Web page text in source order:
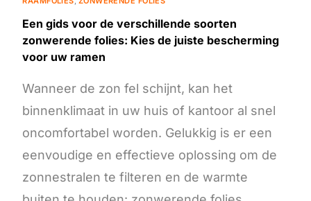
Een gids voor de verschillende soorten
zonwerende folies: Kies de juiste bescherming
voor uw ramen
Wanneer de zon fel schijnt, kan het
binnenklimaat in uw huis of kantoor al snel
oncomfortabel worden. Gelukkig is er een
eenvoudige en effectieve oplossing om de
zonnestralen te filteren en de warmte